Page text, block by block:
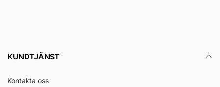
KUNDTJÄNST
Kontakta oss